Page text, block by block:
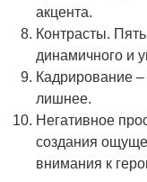
акцента.
Контрасты.
динамичного и
Кадрирование –
лишнее.
Негативное
создания
внимания к